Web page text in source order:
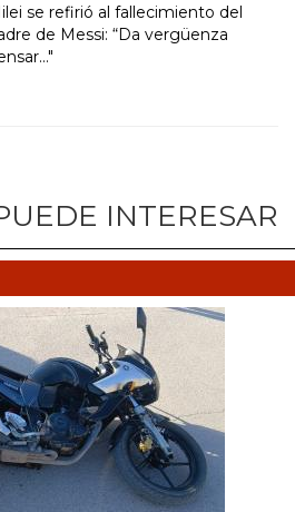
se refirió al fallecimiento del
de Messi: “Da vergüenza
INTERESAR